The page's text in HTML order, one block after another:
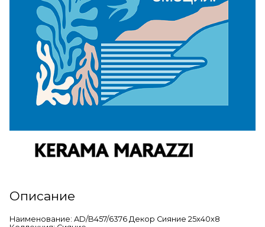
Описание
Наименование: AD/B457/6376 Декор Сияние 25x40x8